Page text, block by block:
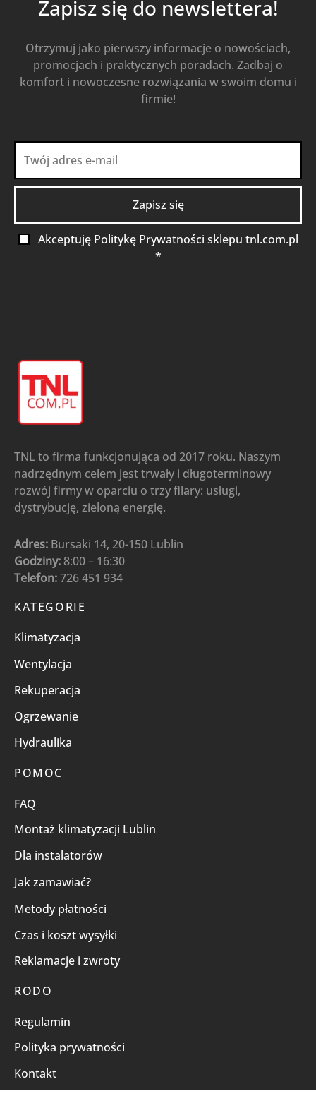
Zapisz się do newslettera!
Otrzymuj jako pierwszy informacje o nowościach,
promocjach i praktycznych poradach. Zadbaj o
komfort i nowoczesne rozwiązania w swoim domu i
firmie!
Akceptuję Politykę Prywatności sklepu tnl.com.pl
*
TNL to firma funkcjonująca od 2017 roku. Naszym
nadrzędnym celem jest trwały i długoterminowy
rozwój firmy w oparciu o trzy filary: usługi,
dystrybucję, zieloną energię.
Adres: Bursaki 14, 20-150 Lublin
Godziny: 8:00 – 16:30
Telefon:726 451 934
KATEGORIE
Klimatyzacja
Wentylacja
Rekuperacja
Ogrzewanie
Hydraulika
POMOC
FAQ
Montaż klimatyzacji Lublin
Dla instalatorów
Jak zamawiać?
Metody płatności
Czas i koszt wysyłki
Reklamacje i zwroty
RODO
Regulamin
Polityka prywatności
Kontakt